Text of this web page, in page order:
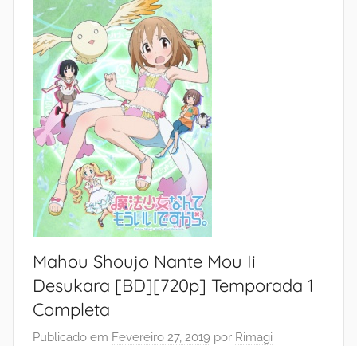
Mahou Shoujo Nante Mou Ii
Desukara [BD][720p] Temporada 1
Completa
Publicado em Fevereiro 27, 2019 por Rimagi